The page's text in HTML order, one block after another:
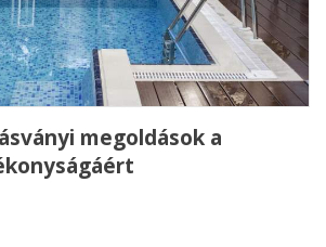
megoldások a